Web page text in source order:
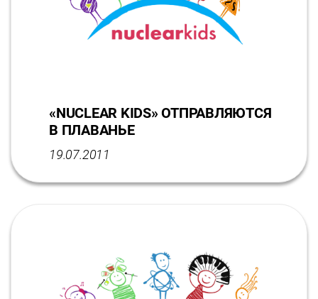
«NUCLEAR KIDS» ОТПРАВЛЯЮТСЯ
В ПЛАВАНЬЕ
19.07.2011